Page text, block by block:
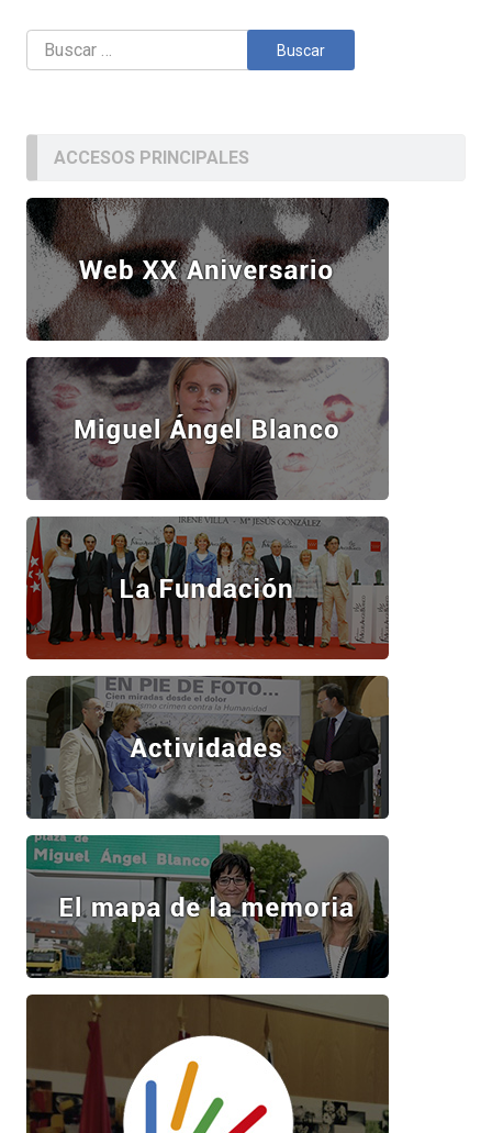
Buscar:
ACCESOS PRINCIPALES